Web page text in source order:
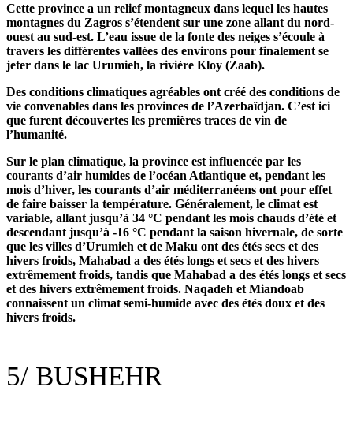
Cette province a un relief montagneux dans lequel les hautes
montagnes du Zagros s’étendent sur une zone allant du nord-
ouest au sud-est. L’eau issue de la fonte des neiges s’écoule à
travers les différentes vallées des environs pour finalement se
jeter dans le lac Urumieh, la rivière Kloy (Zaab).
Des conditions climatiques agréables ont créé des conditions de
vie convenables dans les provinces de l’Azerbaïdjan. C’est ici
que furent découvertes les premières traces de vin de
l’humanité.
Sur le plan climatique, la province est influencée par les
courants d’air humides de l’océan Atlantique et, pendant les
mois d’hiver, les courants d’air méditerranéens ont pour effet
de faire baisser la température. Généralement, le climat est
variable, allant jusqu’à 34 °C pendant les mois chauds d’été et
descendant jusqu’à -16 °C pendant la saison hivernale, de sorte
que les villes d’Urumieh et de Maku ont des étés secs et des
hivers froids, Mahabad a des étés longs et secs et des hivers
extrêmement froids, tandis que Mahabad a des étés longs et secs
et des hivers extrêmement froids. Naqadeh et Miandoab
connaissent un climat semi-humide avec des étés doux et des
hivers froids.
5/ BUSHEHR